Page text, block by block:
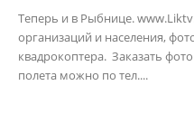
Теперь и в Рыбнице.
организаций и населения,
квадрокоптера. Заказать
полета можно по тел....